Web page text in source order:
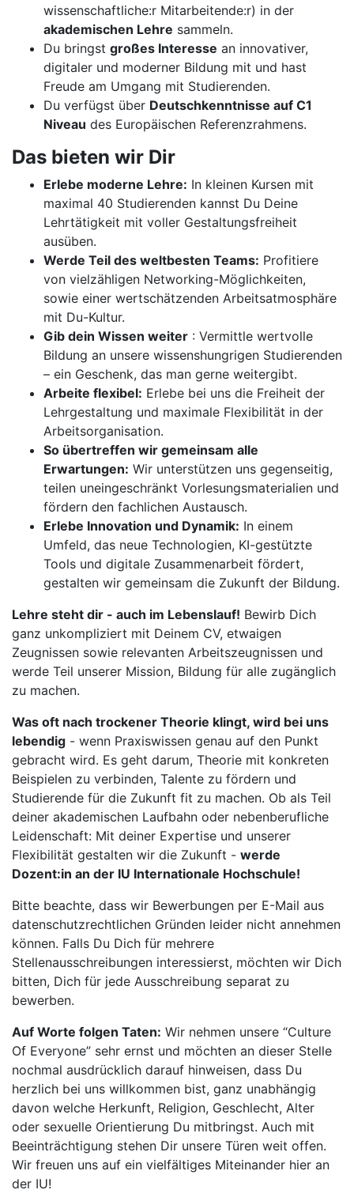
wissenschaftliche:r Mitarbeitende:r) in der
akademischen Lehre sammeln.
Du bringst großes Interesse an innovativer,
digitaler und moderner Bildung mit und hast
Freude am Umgang mit Studierenden.
Du verfügst über Deutschkenntnisse auf C1
Niveau des Europäischen Referenzrahmens.
Das bieten wir Dir
Erlebe moderne Lehre: In kleinen Kursen mit
maximal 40 Studierenden kannst Du Deine
Lehrtätigkeit mit voller Gestaltungsfreiheit
ausüben.
Werde Teil des weltbesten Teams: Profitiere
von vielzähligen Networking-Möglichkeiten,
sowie einer wertschätzenden Arbeitsatmosphäre
mit Du-Kultur.
Gib dein Wissen weiter : Vermittle wertvolle
Bildung an unsere wissenshungrigen Studierenden
– ein Geschenk, das man gerne weitergibt.
Arbeite flexibel: Erlebe bei uns die Freiheit der
Lehrgestaltung und maximale Flexibilität in der
Arbeitsorganisation.
So übertreffen wir gemeinsam alle
Erwartungen: Wir unterstützen uns gegenseitig,
teilen uneingeschränkt Vorlesungsmaterialien und
fördern den fachlichen Austausch.
Erlebe Innovation und Dynamik: In einem
Umfeld, das neue Technologien, KI-gestützte
Tools und digitale Zusammenarbeit fördert,
gestalten wir gemeinsam die Zukunft der Bildung.
Lehre steht dir - auch im Lebenslauf! Bewirb Dich
ganz unkompliziert mit Deinem CV, etwaigen
Zeugnissen sowie relevanten Arbeitszeugnissen und
werde Teil unserer Mission, Bildung für alle zugänglich
zu machen.
Was oft nach trockener Theorie klingt, wird bei uns
lebendig - wenn Praxiswissen genau auf den Punkt
gebracht wird. Es geht darum, Theorie mit konkreten
Beispielen zu verbinden, Talente zu fördern und
Studierende für die Zukunft fit zu machen. Ob als Teil
deiner akademischen Laufbahn oder nebenberufliche
Leidenschaft: Mit deiner Expertise und unserer
Flexibilität gestalten wir die Zukunft - werde
Dozent:in an der IU Internationale Hochschule!
Bitte beachte, dass wir Bewerbungen per E-Mail aus
datenschutzrechtlichen Gründen leider nicht annehmen
können. Falls Du Dich für mehrere
Stellenausschreibungen interessierst, möchten wir Dich
bitten, Dich für jede Ausschreibung separat zu
bewerben.
Auf Worte folgen Taten: Wir nehmen unsere “Culture
Of Everyone” sehr ernst und möchten an dieser Stelle
nochmal ausdrücklich darauf hinweisen, dass Du
herzlich bei uns willkommen bist, ganz unabhängig
davon welche Herkunft, Religion, Geschlecht, Alter
oder sexuelle Orientierung Du mitbringst. Auch mit
Beeinträchtigung stehen Dir unsere Türen weit offen.
Wir freuen uns auf ein vielfältiges Miteinander hier an
der IU!